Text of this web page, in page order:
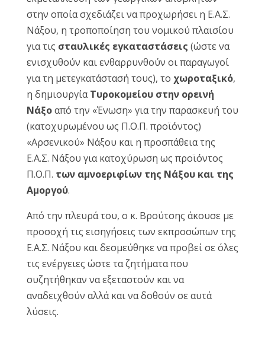
στην οποία σχεδιάζει να προχωρήσει η Ε.Α.Σ.
Νάξου, η τροποποίηση του νομικού πλαισίου
για τις σταυλικές εγκαταστάσεις (ώστε να
ενισχυθούν και ενθαρρυνθούν οι παραγωγοί
για τη μετεγκατάστασή τους), το χωροταξικό,
η δημιουργίαΤυροκομείου στην ορεινή
Νάξοαπό την «Ένωση» για την παρασκευή του
(κατοχυρωμένου ως Π.Ο.Π. προϊόντος)
«Αρσενικού» Νάξου και η προσπάθεια της
Ε.Α.Σ. Νάξου για κατοχύρωση ως προϊόντος
Π.Ο.Π. των αμνοεριφίων της Νάξου και της
Αμοργού.
Από την πλευρά του, ο κ. Βρούτσης άκουσε με
προσοχή τις εισηγήσεις των εκπροσώπων της
Ε.Α.Σ. Νάξου και δεσμεύθηκε να προβεί σε όλες
τις ενέργειες ώστε τα ζητήματα που
συζητήθηκαν να εξεταστούν και να
αναδειχθούν αλλά και να δοθούν σε αυτά
λύσεις.